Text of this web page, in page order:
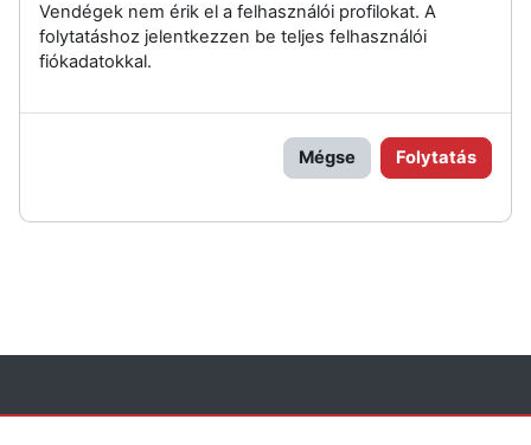
Vendégek nem érik el a felhasználói profilokat. A
folytatáshoz jelentkezzen be teljes felhasználói
fiókadatokkal.
Mégse Folytatás